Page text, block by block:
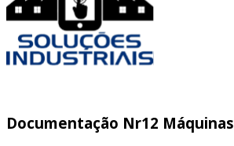
Documentação Nr12 Máquinas